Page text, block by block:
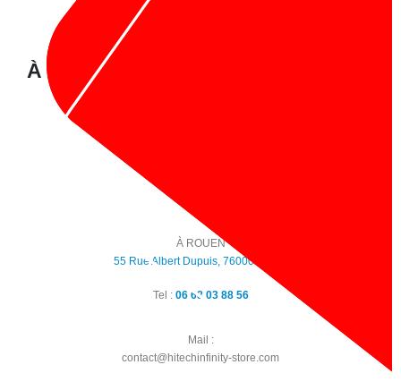
À propos de nous :
À ROUEN
55 Rue Albert Dupuis, 76000 Rouen
Tel : 06 68 03 88 56
Mail :
contact@hitechinfinity-store.com